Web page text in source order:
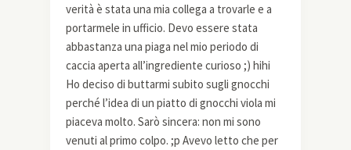
verità è stata una mia collega a trovarle e a
portarmele in ufficio. Devo essere stata
abbastanza una piaga nel mio periodo di
caccia aperta all’ingrediente curioso ;) hihi
Ho deciso di buttarmi subito sugli gnocchi
perché l’idea di un piatto di gnocchi viola mi
piaceva molto. Sarò sincera: non mi sono
venuti al primo colpo. ;p Avevo letto che per